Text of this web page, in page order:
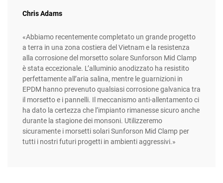
Chris Adams
«Abbiamo recentemente completato un grande progetto
a terra in una zona costiera del Vietnam e la resistenza
alla corrosione del morsetto solare Sunforson Mid Clamp
è stata eccezionale. L’alluminio anodizzato ha resistito
perfettamente all’aria salina, mentre le guarnizioni in
EPDM hanno prevenuto qualsiasi corrosione galvanica tra
il morsetto e i pannelli. Il meccanismo anti-allentamento ci
ha dato la certezza che l’impianto rimanesse sicuro anche
durante la stagione dei monsoni. Utilizzeremo
sicuramente i morsetti solari Sunforson Mid Clamp per
tutti i nostri futuri progetti in ambienti aggressivi.»